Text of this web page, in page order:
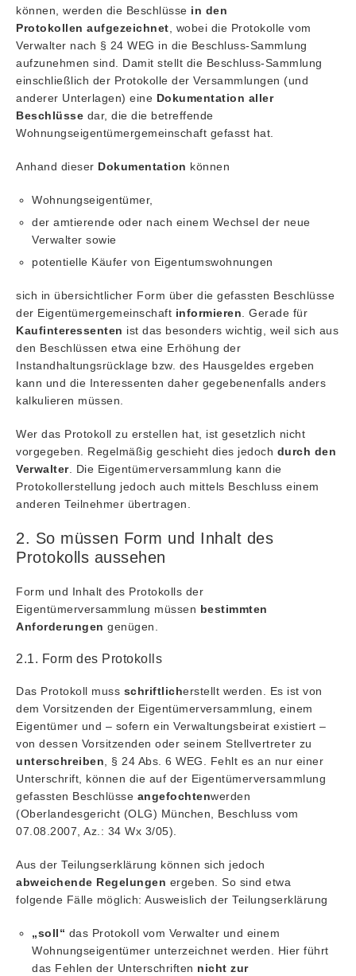
können, werden die Beschlüsse in den
Protokollen aufgezeichnet , wobei die Protokolle vom
Verwalter nach § 24 WEG in die Beschluss-Sammlung
aufzunehmen sind. Damit stellt die Beschluss-Sammlung
einschließlich der Protokolle der Versammlungen (und
anderer Unterlagen) eine Dokumentation aller
Beschlüsse dar, die die betreffende
Wohnungseigentümergemeinschaft gefasst hat.
Anhand dieser Dokumentation können
Wohnungseigentümer,
der amtierende oder nach einem Wechsel der neue
Verwalter sowie
potentielle Käufer von Eigentumswohnungen
sich in übersichtlicher Form über die gefassten Beschlüsse
der Eigentümergemeinschaft informieren . Gerade für
Kaufinteressenten ist das besonders wichtig, weil sich aus
den Beschlüssen etwa eine Erhöhung der
Instandhaltungsrücklage bzw. des Hausgeldes ergeben
kann und die Interessenten daher gegebenenfalls anders
kalkulieren müssen.
Wer das Protokoll zu erstellen hat, ist gesetzlich nicht
vorgegeben. Regelmäßig geschieht dies jedoch durch den
Verwalter. Die Eigentümerversammlung kann die
Protokollerstellung jedoch auch mittels Beschluss einem
anderen Teilnehmer übertragen.
2. So müssen Form und Inhalt des
Protokolls aussehen
Form und Inhalt des Protokolls der
Eigentümerversammlung müssen bestimmten
Anforderungen genügen.
2.1. Form des Protokolls
Das Protokoll muss schriftlicherstellt werden. Es ist von
dem Vorsitzenden der Eigentümerversammlung, einem
Eigentümer und – sofern ein Verwaltungsbeirat existiert –
von dessen Vorsitzenden oder seinem Stellvertreter zu
unterschreiben , § 24 Abs. 6 WEG. Fehlt es an nur einer
Unterschrift, können die auf der Eigentümerversammlung
gefassten Beschlüsse angefochtenwerden
(Oberlandesgericht (OLG) München, Beschluss vom
07.08.2007, Az.: 34 Wx 3/05).
Aus der Teilungserklärung können sich jedoch
abweichende Regelungen ergeben. So sind etwa
folgende Fälle möglich: Ausweislich der Teilungserklärung
„soll“ das Protokoll vom Verwalter und einem
Wohnungseigentümer unterzeichnet werden. Hier führt
das Fehlen der Unterschriften nicht zur